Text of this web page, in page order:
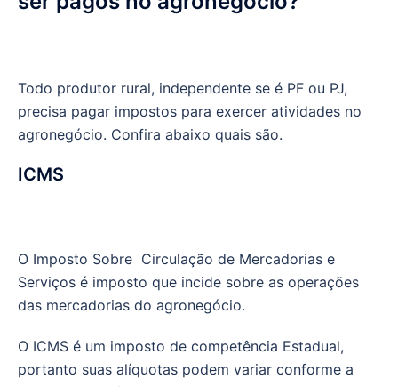
Todo produtor rural, independente se é PF ou PJ,
precisa pagar impostos para exercer atividades no
agronegócio. Confira abaixo quais são.
ICMS
O Imposto Sobre Circulação de Mercadorias e
Serviços é imposto que incide sobre as operações
das mercadorias do agronegócio.
O ICMS é um imposto de competência Estadual,
portanto suas alíquotas podem variar conforme a